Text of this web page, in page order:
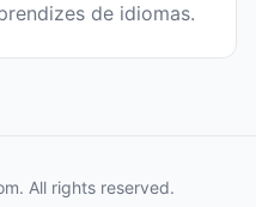
de idiomas.
All rights reserved.